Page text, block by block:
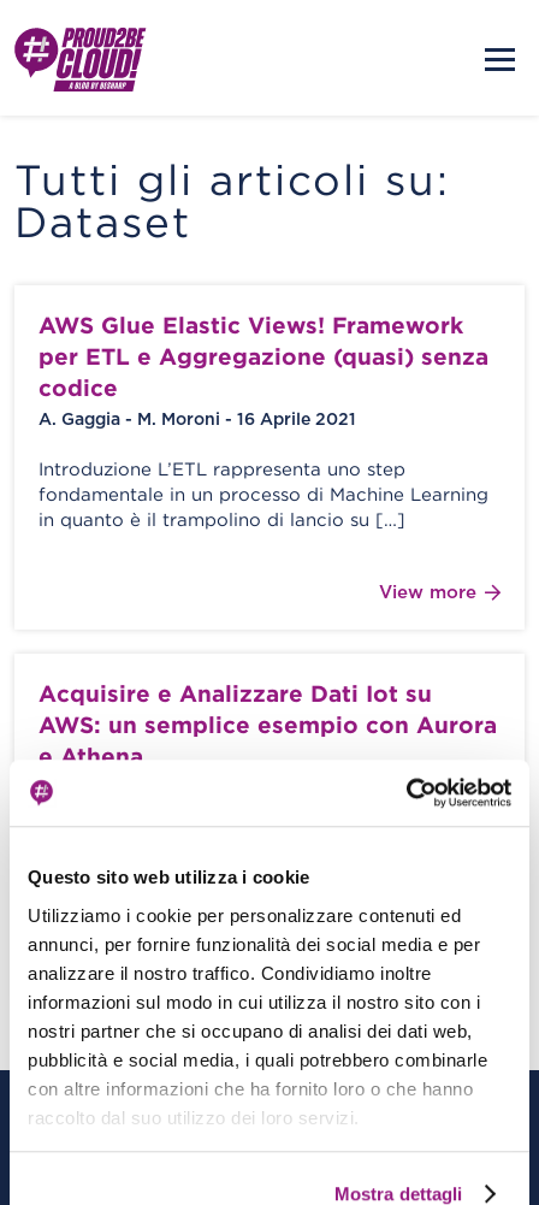
Questo sito web utilizza i cookie
Utilizziamo i cookie per personalizzare contenuti ed
annunci, per fornire funzionalità dei social media e per
analizzare il nostro traffico. Condividiamo inoltre
informazioni sul modo in cui utilizza il nostro sito con i
nostri partner che si occupano di analisi dei dati web,
pubblicità e social media, i quali potrebbero combinarle
con altre informazioni che ha fornito loro o che hanno
raccolto dal suo utilizzo dei loro servizi.
Mostra dettagli
Tutti gli articoli su:
Dataset
AWS Glue Elastic Views! Framework
per ETL e Aggregazione (quasi) senza
codice
A. Gaggia - M. Moroni - 16 Aprile 2021
Introduzione L’ETL rappresenta uno step
fondamentale in un processo di Machine Learning
in quanto è il trampolino di lancio su […]
View more
Acquisire e Analizzare Dati Iot su
AWS: un semplice esempio con Aurora
e Athena
Matteo Moroni - 11 Dicembre 2020
esponenziale, così come la quantità di […]
CATEGORIE